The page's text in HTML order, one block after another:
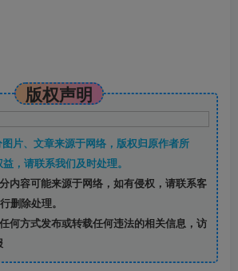
版权声明
片、文章来源于网络，版权归原作者所
，请联系我们及时处理。
内容可能来源于网络，如有侵权，请联系客
删除处理。
何方式发布或转载任何违法的相关信息，访